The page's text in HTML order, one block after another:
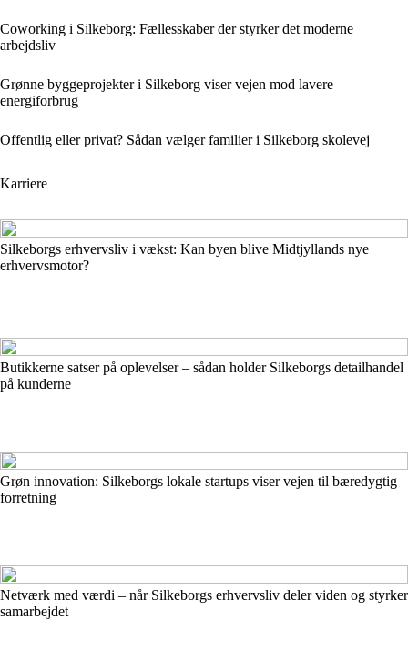
Coworking i Silkeborg: Fællesskaber der styrker det moderne
arbejdsliv
Grønne byggeprojekter i Silkeborg viser vejen mod lavere
energiforbrug
Offentlig eller privat? Sådan vælger familier i Silkeborg skolevej
Karriere
Silkeborgs erhvervsliv i vækst: Kan byen blive Midtjyllands nye
erhvervsmotor?
Butikkerne satser på oplevelser – sådan holder Silkeborgs detailhandel
på kunderne
Grøn innovation: Silkeborgs lokale startups viser vejen til bæredygtig
forretning
Netværk med værdi – når Silkeborgs erhvervsliv deler viden og styrker
samarbejdet